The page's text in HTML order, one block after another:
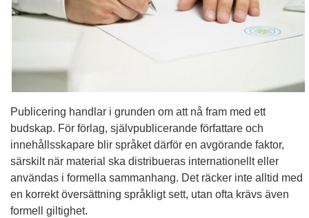
Publicering handlar i grunden om att nå fram med ett
budskap. För förlag, självpublicerande författare och
innehållsskapare blir språket därför en avgörande faktor,
särskilt när material ska distribueras internationellt eller
användas i formella sammanhang. Det räcker inte alltid med
en korrekt översättning språkligt sett, utan ofta krävs även
formell giltighet.